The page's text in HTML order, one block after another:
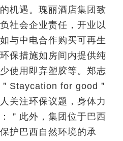
机遇。瑰丽酒店集团致
社会企业责任，开业以
与中电合作购买可再生
保措施如房间内提供纯
使用即弃塑胶等。郑志
Staycation for good＂
关注环保议题，身体力
＂此外，集团位于巴西
护巴西自然环境的承